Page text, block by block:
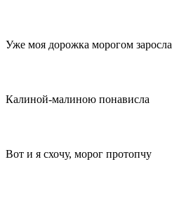
Уже моя дорожка морогом заросла
Калиной-малиною понависла
Вот и я схочу, морог протопчу